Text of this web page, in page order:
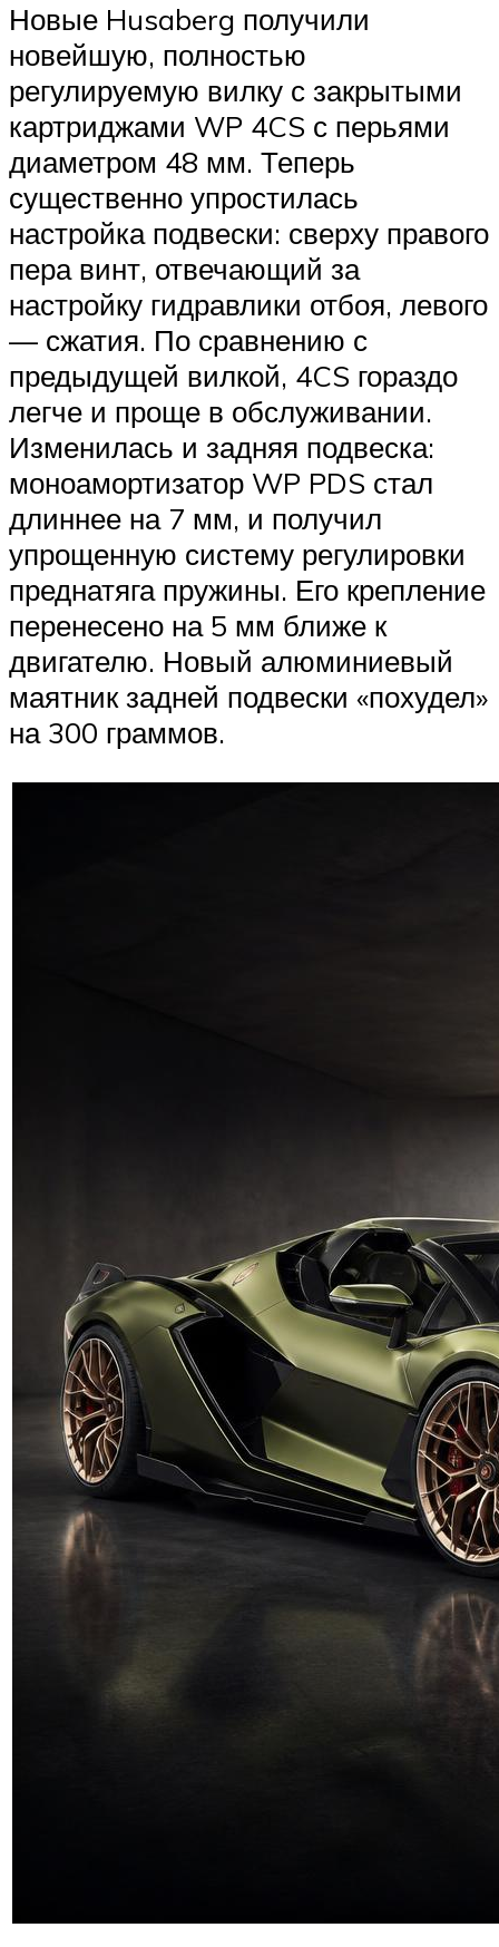
Новые Husaberg получили
новейшую, полностью
регулируемую вилку с закрытыми
картриджами WP 4CS с перьями
диаметром 48 мм. Теперь
существенно упростилась
настройка подвески: сверху правого
пера винт, отвечающий за
настройку гидравлики отбоя, левого
— сжатия. По сравнению с
предыдущей вилкой, 4CS гораздо
легче и проще в обслуживании.
Изменилась и задняя подвеска:
моноамортизатор WP PDS стал
длиннее на 7 мм, и получил
упрощенную систему регулировки
преднатяга пружины. Его крепление
перенесено на 5 мм ближе к
двигателю. Новый алюминиевый
маятник задней подвески «похудел»
на 300 граммов.